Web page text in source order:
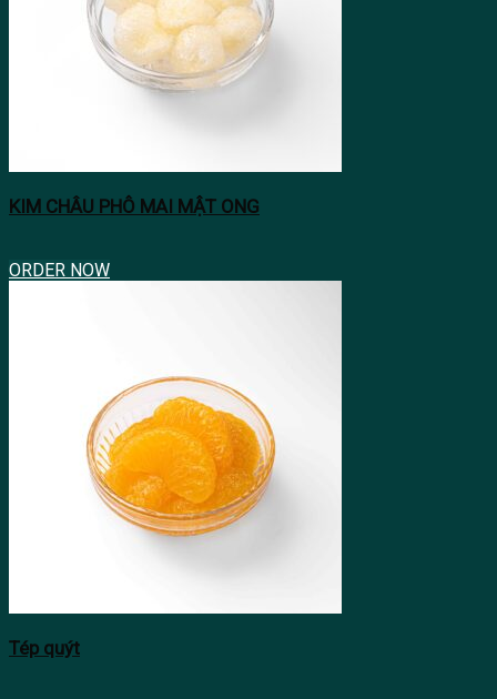
KIM CHÂU PHÔ MAI MẬT ONG
ORDER NOW
Tép quýt